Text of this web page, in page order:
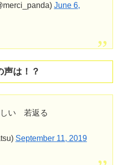
June 6,
声は！？
しい 若返る
September 11, 2019